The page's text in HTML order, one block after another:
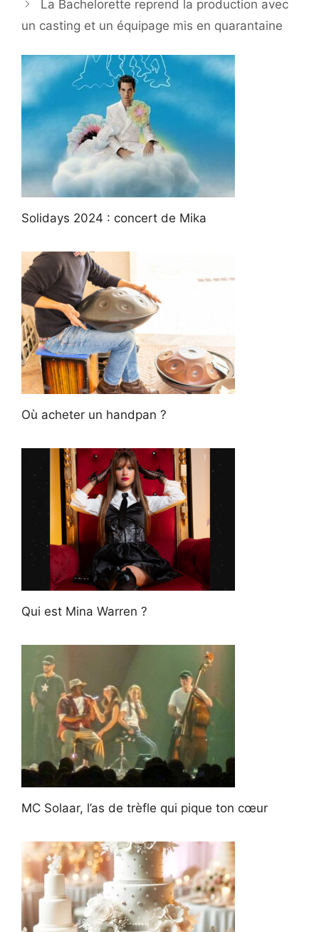
La Bachelorette reprend la production avec
un casting et un équipage mis en quarantaine
Solidays 2024 : concert de Mika
Où acheter un handpan ?
Qui est Mina Warren ?
MC Solaar, l’as de trèfle qui pique ton cœur